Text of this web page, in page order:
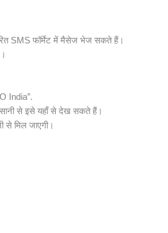
SMS फॉर्मेट में मैसेज भेज सकते हैं।
India”.
से इसे यहाँ से देख सकते हैं।
मिल जाएगी।